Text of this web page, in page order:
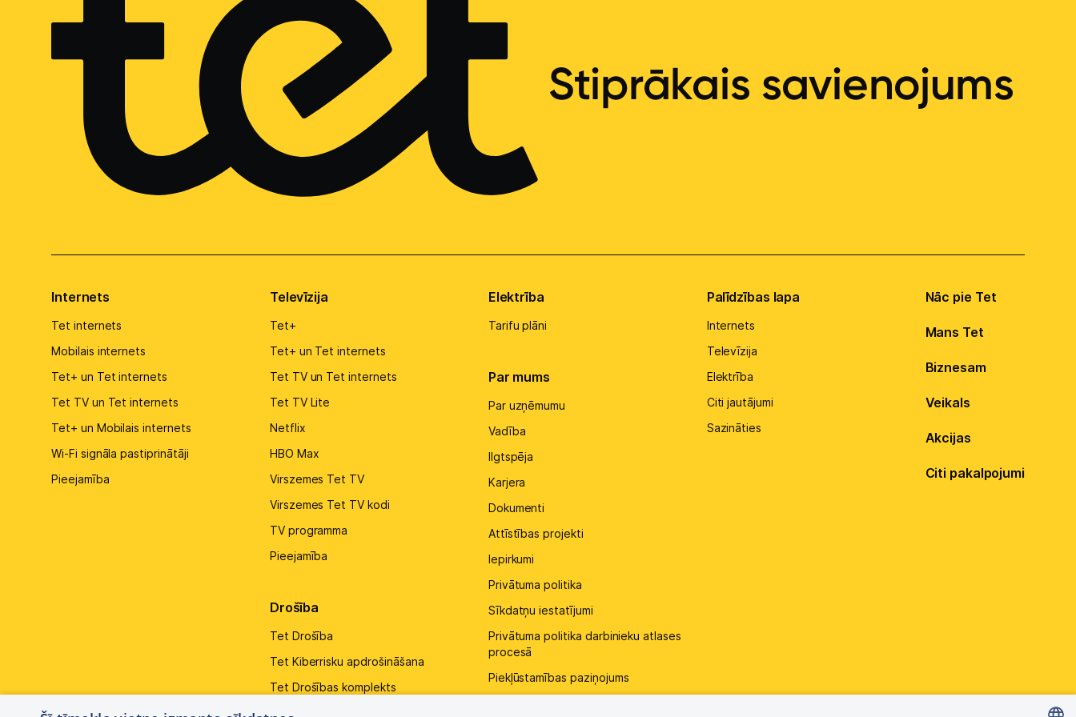
Stiprākais savienojums
Internets
Tet internets
Mobilais internets
Tet+ un Tet internets
Tet TV un Tet internets
Tet+ un Mobilais internets
Wi-Fi signāla pastiprinātāji
Pieejamība
Televīzija
Tet+
Tet+ un Tet internets
Tet TV un Tet internets
Tet TV Lite
Netflix
HBO Max
Virszemes Tet TV
Virszemes Tet TV kodi
TV programma
Pieejamība
Drošība
Tet Drošība
Tet Kiberrisku apdrošināšana
Tet Drošības komplekts
Elektrība
Tarifu plāni
Par mums
Par uzņēmumu
Vadība
Ilgtspēja
Karjera
Dokumenti
Attīstības projekti
Iepirkumi
Privātuma politika
Sīkdatņu iestatījumi
Privātuma politika darbinieku atlases
procesā
Piekļūstamības paziņojums
Palīdzības lapa
Internets
Televīzija
Elektrība
Citi jautājumi
Sazināties
Nāc pie Tet
Mans Tet
Biznesam
Veikals
Akcijas
Citi pakalpojumi